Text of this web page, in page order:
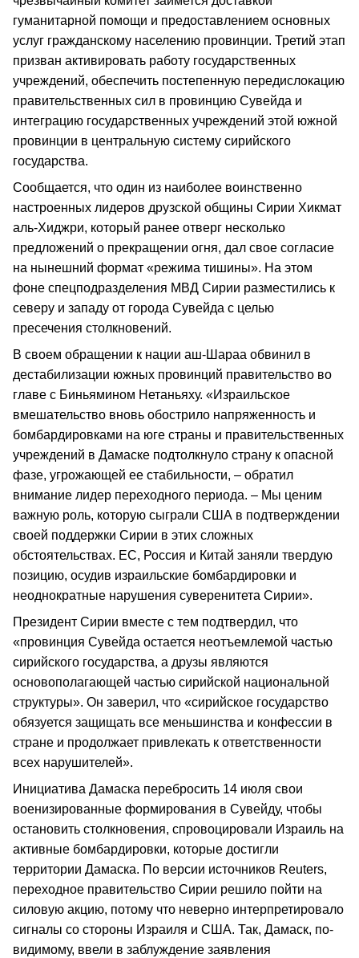
гуманитарной помощи и предоставлением основных
услуг гражданскому населению провинции. Третий этап
призван активировать работу государственных
учреждений, обеспечить постепенную передислокацию
правительственных сил в провинцию Сувейда и
интеграцию государственных учреждений этой южной
провинции в центральную систему сирийского
государства.
Сообщается, что один из наиболее воинственно
настроенных лидеров друзской общины Сирии Хикмат
аль-Хиджри, который ранее отверг несколько
предложений о прекращении огня, дал свое согласие
на нынешний формат «режима тишины». На этом
фоне спецподразделения МВД Сирии разместились к
северу и западу от города Сувейда с целью
пресечения столкновений.
В своем обращении к нации аш-Шараа обвинил в
дестабилизации южных провинций правительство во
главе с Биньямином Нетаньяху. «Израильское
вмешательство вновь обострило напряженность и
бомбардировками на юге страны и правительственных
учреждений в Дамаске подтолкнуло страну к опасной
фазе, угрожающей ее стабильности, – обратил
внимание лидер переходного периода. – Мы ценим
важную роль, которую сыграли США в подтверждении
своей поддержки Сирии в этих сложных
обстоятельствах. ЕС, Россия и Китай заняли твердую
позицию, осудив израильские бомбардировки и
неоднократные нарушения суверенитета Сирии».
Президент Сирии вместе с тем подтвердил, что
«провинция Сувейда остается неотъемлемой частью
сирийского государства, а друзы являются
основополагающей частью сирийской национальной
структуры». Он заверил, что «сирийское государство
обязуется защищать все меньшинства и конфессии в
стране и продолжает привлекать к ответственности
всех нарушителей».
Инициатива Дамаска перебросить 14 июля свои
военизированные формирования в Сувейду, чтобы
остановить столкновения, спровоцировали Израиль на
активные бомбардировки, которые достигли
территории Дамаска. По версии источников Reuters,
переходное правительство Сирии решило пойти на
силовую акцию, потому что неверно интерпретировало
сигналы со стороны Израиля и США. Так, Дамаск, по-
видимому, ввели в заблуждение заявления